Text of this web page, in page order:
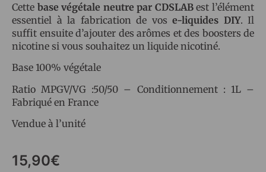
Cette base végétale neutre par CDSLABest l’élément
essentiel à la fabrication de vos e-liquides DIY. Il
suffit ensuite d’ajouter des arômes et des boosters de
nicotine si vous souhaitez un liquide nicotiné.
Base 100% végétale
Ratio MPGV/VG :50/50 – Conditionnement : 1L –
Fabriqué en France
Vendue à l’unité
15,90€